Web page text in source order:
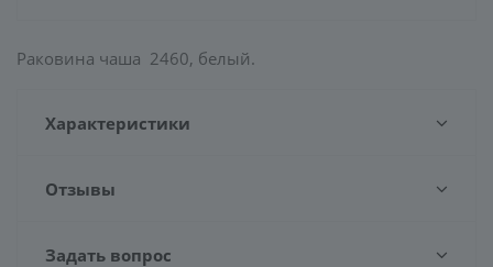
Раковина чаша 2460, белый.
Характеристики
Отзывы
Задать вопрос